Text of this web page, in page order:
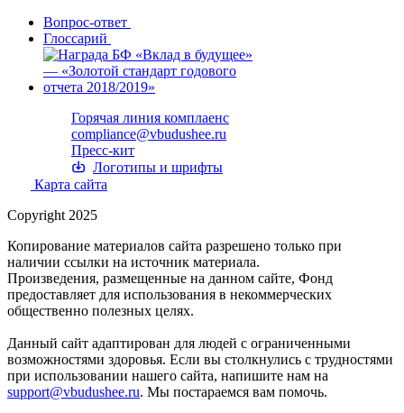
Вопрос-ответ
Глоссарий
Горячая линия комплаенс
compliance@vbudushee.ru
Пресс-кит
Логотипы и шрифты
Карта сайта
Copyright 2025
Копирование материалов сайта разрешено только при
наличии ссылки на источник материала.
Произведения, размещенные на данном сайте, Фонд
предоставляет для использования в некоммерческих
общественно полезных целях.
Данный сайт адаптирован для людей с ограниченными
возможностями здоровья. Если вы столкнулись с трудностями
при использовании нашего сайта, напишите нам на
support@vbudushee.ru. Мы постараемся вам помочь.